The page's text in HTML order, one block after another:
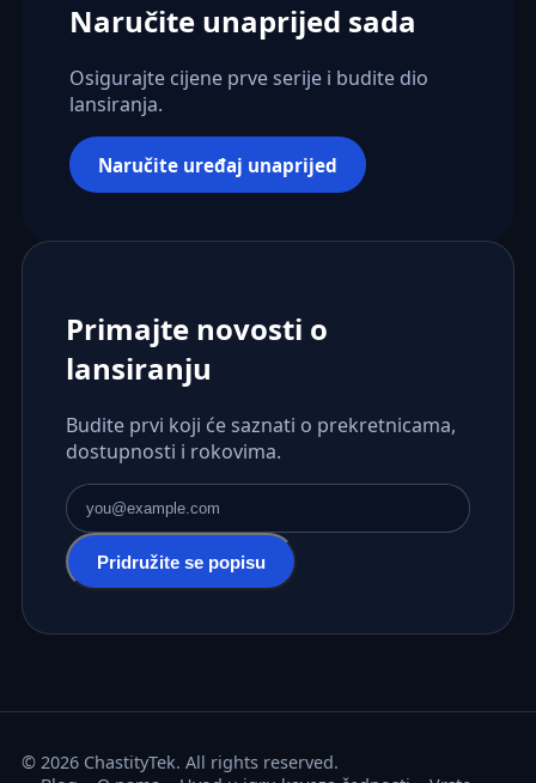
Naručite unaprijed sada
Osigurajte cijene prve serije i budite dio
lansiranja.
Naručite uređaj unaprijed
Primajte novosti o
lansiranju
Budite prvi koji će saznati o prekretnicama,
dostupnosti i rokovima.
E-mail adresa
Pridružite se popisu
© 2026 ChastityTek. All rights reserved.